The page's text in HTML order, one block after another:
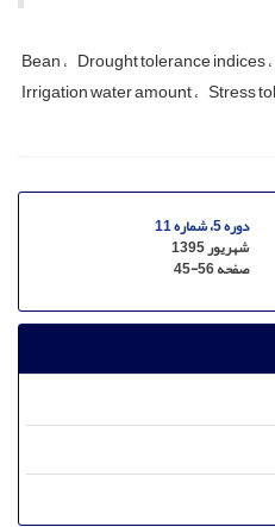
Bean Drought tolerance indices
Irrigation water amount Stress
دوره 5، شماره 11
شهریور 1395
صفحه45-56